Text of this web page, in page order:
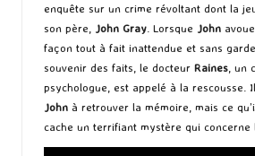
enquête sur un crime révoltant dont la
son père,
John Gray . Lorsque John
façon tout à fait inattendue et sans
souvenir des faits, le docteur Raines , un
psychologue, est appelé à la rescousse.
John à retrouver la mémoire, mais ce
cache un terrifiant mystère qui concerne